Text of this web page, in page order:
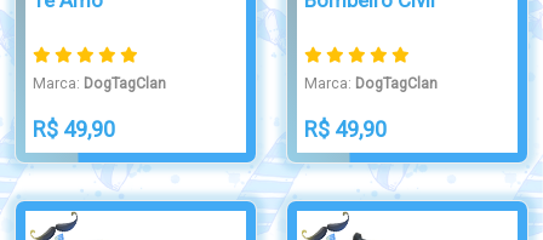
Marca: DogTagClan
R$ 49,90
Marca: DogTagClan
R$ 49,90